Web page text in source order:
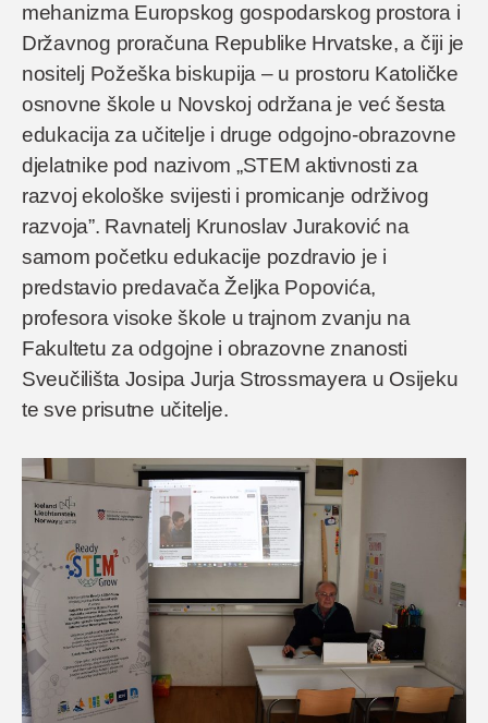
mehanizma Europskog gospodarskog prostora i
Državnog proračuna Republike Hrvatske, a čiji je
nositelj Požeška biskupija – u prostoru Katoličke
osnovne škole u Novskoj održana je već šesta
edukacija za učitelje i druge odgojno-obrazovne
djelatnike pod nazivom „STEM aktivnosti za
razvoj ekološke svijesti i promicanje održivog
razvoja”. Ravnatelj Krunoslav Juraković na
samom početku edukacije pozdravio je i
predstavio predavača Željka Popovića,
profesora visoke škole u trajnom zvanju na
Fakultetu za odgojne i obrazovne znanosti
Sveučilišta Josipa Jurja Strossmayera u Osijeku
te sve prisutne učitelje.